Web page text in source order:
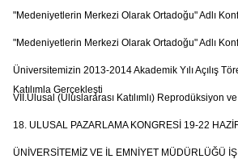
"Medeniyetlerin Merkezi Olarak Ortadoğu" Adlı
"Medeniyetlerin Merkezi Olarak Ortadoğu" Adlı
Üniversitemizin 2013-2014 Akademik Yılı Açılış
Katılımla Gerçekleşti
VII.Ulusal (Uluslararası Katılımlı) Reprodüksiyon
18. ULUSAL PAZARLAMA KONGRESİ 19-22
ÜNİVERSİTEMİZ VE İL EMNİYET MÜDÜRLÜĞÜ